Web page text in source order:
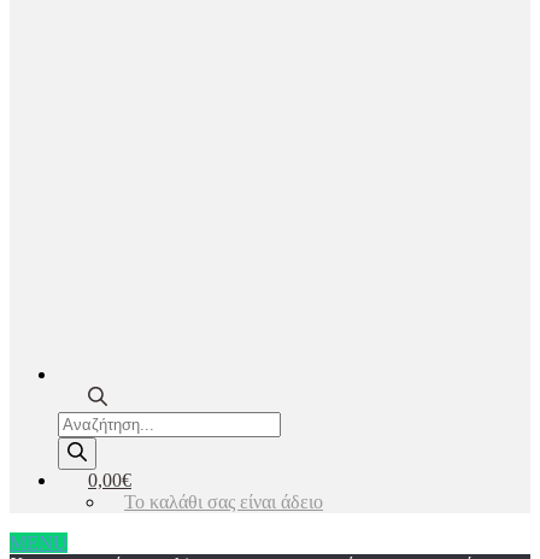
Products
search
0,00€
Το καλάθι σας είναι άδειο
MENU